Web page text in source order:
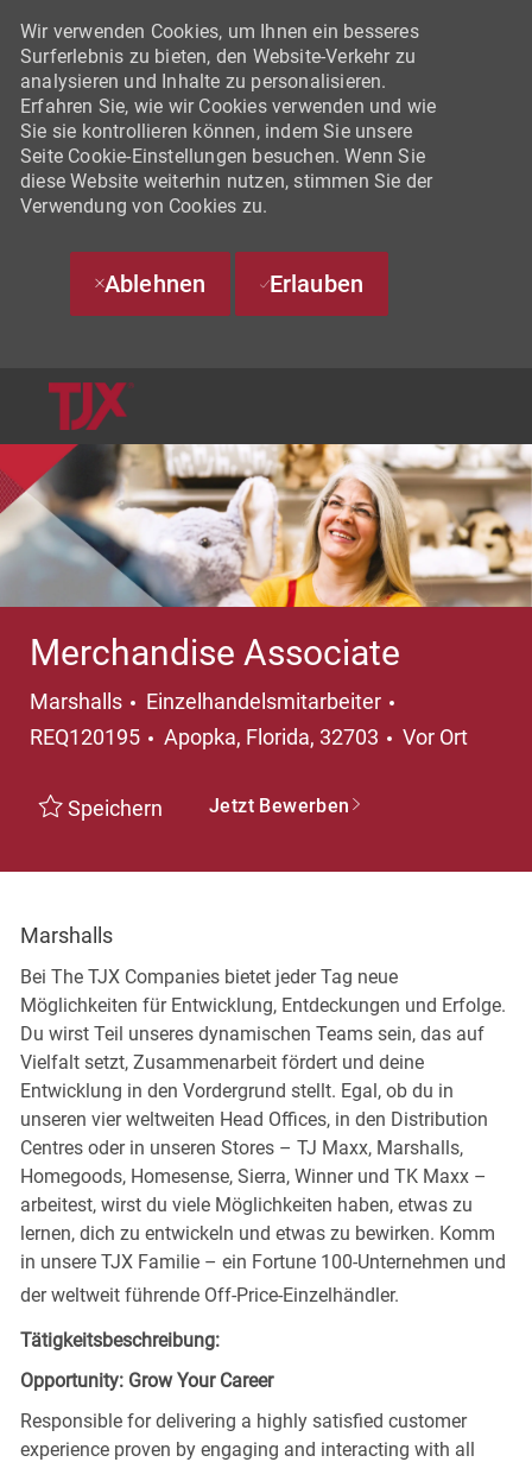
Wir verwenden Cookies, um Ihnen ein besseres
Surferlebnis zu bieten, den Website-Verkehr zu
analysieren und Inhalte zu personalisieren.
Erfahren Sie, wie wir Cookies verwenden und wie
Sie sie kontrollieren können, indem Sie unsere
Seite Cookie-Einstellungen besuchen. Wenn Sie
diese Website weiterhin nutzen, stimmen Sie der
Verwendung von Cookies zu.
Ablehnen Erlauben
Merchandise Associate
Marshalls Kategorie
Einzelhandelsmitarbeiter
REQ120195
Ort
Apopka, Florida, 32703 Vor Ort
Speichern Jetzt Bewerben
Marshalls
Bei The TJX Companies bietet jeder Tag neue
Möglichkeiten für Entwicklung, Entdeckungen und Erfolge.
Du wirst Teil unseres dynamischen Teams sein, das auf
Vielfalt setzt, Zusammenarbeit fördert und deine
Entwicklung in den Vordergrund stellt. Egal, ob du in
unseren vier weltweiten Head Offices, in den Distribution
Centres oder in unseren Stores – TJ Maxx, Marshalls,
Homegoods, Homesense, Sierra, Winner und TK Maxx –
arbeitest, wirst du viele Möglichkeiten haben, etwas zu
lernen, dich zu entwickeln und etwas zu bewirken. Komm
in unsere TJX Familie – ein Fortune 100-Unternehmen und
der weltweit führende Off-Price-Einzelhändler.
Tätigkeitsbeschreibung:
Opportunity: Grow Your Career
Responsible for delivering a highly satisfied customer
experience proven by engaging and interacting with all